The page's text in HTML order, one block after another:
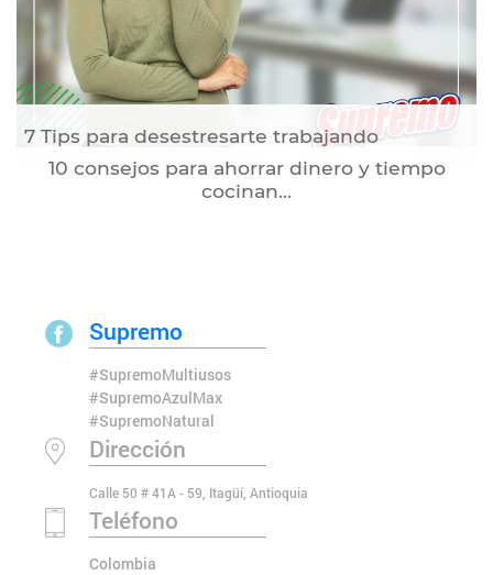
7 Tips para desestresarte trabajando
10 consejos para ahorrar dinero y tiempo
cocinan...
Supremo
#SupremoMultiusos
#SupremoAzulMax
#SupremoNatural
Dirección
Calle 50 # 41A - 59, Itagüí, Antioquia
Teléfono
Colombia